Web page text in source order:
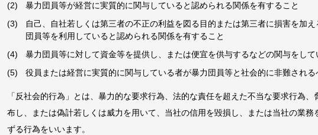
暴力団員等が経営に実質的に関与していると認められる関係を有すること
自己、自社若しくは第三者の不正の利益を図る目的または第三者に損害を加
団員等を利用していると認められる関係を有すること
暴力団員等に対して資金等を提供し、または便宜を供与するなどの関与をし
役員または経営に実質的に関与している者が暴力団員等と社会的に非難される
「反社会的行為」とは、暴力的な要求行為、法的な責任を超えた不当な要求行為
布し、または偽計若しくは威力を用いて、当社の信用を毀損し、または当社の業
ずる行為をいいます。